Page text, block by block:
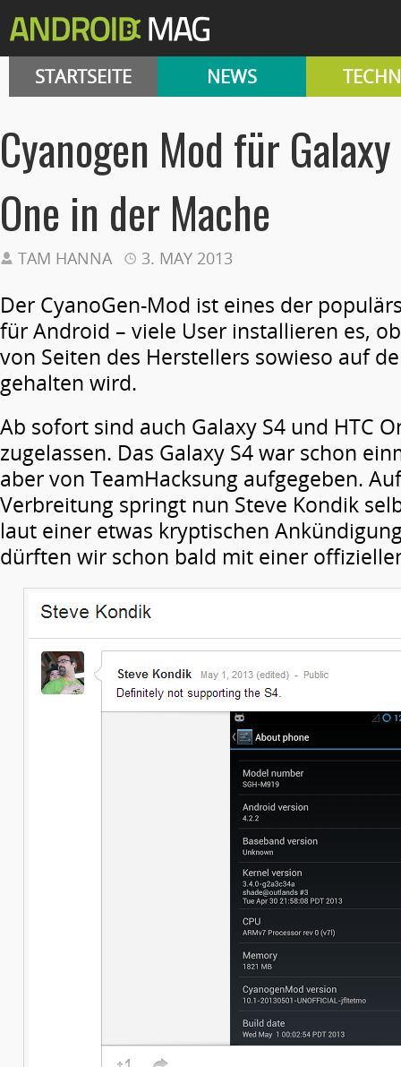
STARTSEITE NEWS
Cyanogen Mod für
One in der Mache
TAM HANNA 3. MAY 2013
Der CyanoGen-Mod ist eines der
für Android – viele User installieren es,
von Seiten des Herstellers sowieso auf
gehalten wird.
Ab sofort sind auch Galaxy S4 und HTC
zugelassen. Das Galaxy S4 war schon
aber von TeamHacksung aufgegeben.
Verbreitung springt nun Steve Kondik
laut einer etwas kryptischen
dürften wir schon bald mit einer